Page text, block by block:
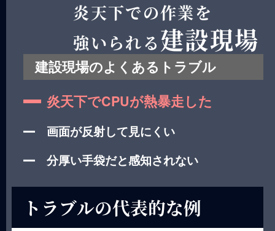
炎天下での作業を
強いられる建設現場
建設現場のよくあるトラブル
炎天下でCPUが熱暴走した
画面が反射して見にくい
分厚い手袋だと感知されない
トラブルの代表的な例